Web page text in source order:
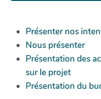
Présenter nos
Nous présenter
Présentation des
sur le projet
Présentation du